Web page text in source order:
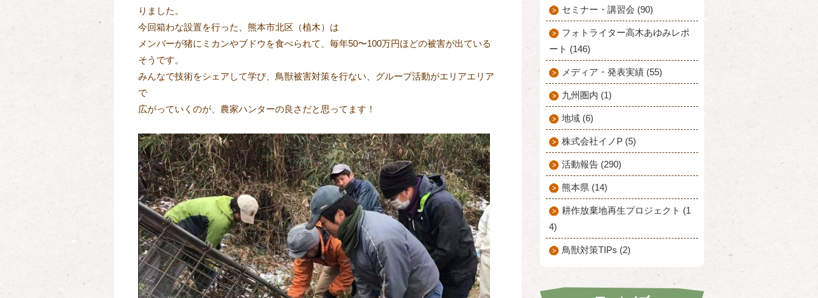
りました。
今回箱わな設置を行った、熊本市北区（植木）は
メンバーが猪にミカンやブドウを食べられて、毎年50〜100万円ほどの被害が出ている
そうです。
みんなで技術をシェアして学び、鳥獣被害対策を行ない、グループ活動がエリアエリア
で
広がっていくのが、農家ハンターの良さだと思ってます！
セミナー・講習会 (90)
フォトライター高木あゆみレポ
ート (146)
メディア・発表実績 (55)
九州圏内 (1)
地域 (6)
株式会社イノP (5)
活動報告 (290)
熊本県 (14)
耕作放棄地再生プロジェクト (1
4)
鳥獣対策TIPs (2)